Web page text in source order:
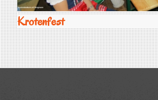
Krotenfest